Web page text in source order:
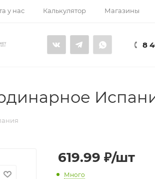
у нас Калькулятор Магазины
8
619.99 ₽/шт
Много